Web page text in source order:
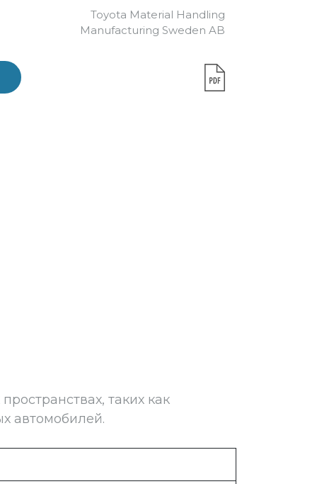
Toyota Material Handling
Manufacturing Sweden AB
таких как
автомобилей.